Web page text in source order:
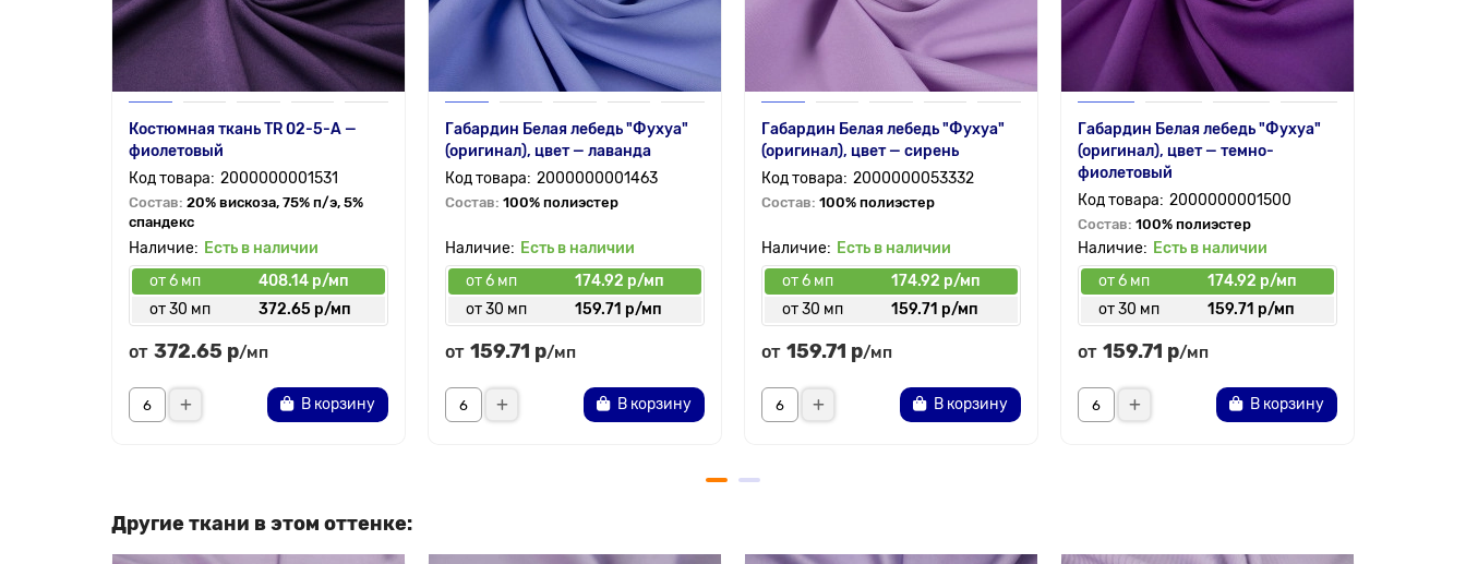
Костюмная ткань TR 02-5-A —
фиолетовый
2000000001531
Состав: 20% вискоза, 75% п/э, 5%
спандекс
Есть в наличии
от 6 мп
408.14 р/мп
от 30 мп
372.65 р/мп
от 372.65 р/мп
В корзину
Габардин Белая лебедь "Фухуа"
(оригинал), цвет — лаванда
2000000001463
Состав: 100% полиэстер
Есть в наличии
от 6 мп
174.92 р/мп
от 30 мп
159.71 р/мп
от 159.71 р/мп
В корзину
Габардин Белая лебедь "Фухуа"
(оригинал), цвет — сирень
2000000053332
Состав: 100% полиэстер
Есть в наличии
от 6 мп
174.92 р/мп
от 30 мп
159.71 р/мп
от 159.71 р/мп
В корзину
Габардин Белая лебедь "Фухуа"
(оригинал), цвет — темно-
фиолетовый
2000000001500
Состав: 100% полиэстер
Есть в наличии
от 6 мп
174.92 р/мп
от 30 мп
159.71 р/мп
от 159.71 р/мп
В корзину
Другие ткани в этом оттенке: